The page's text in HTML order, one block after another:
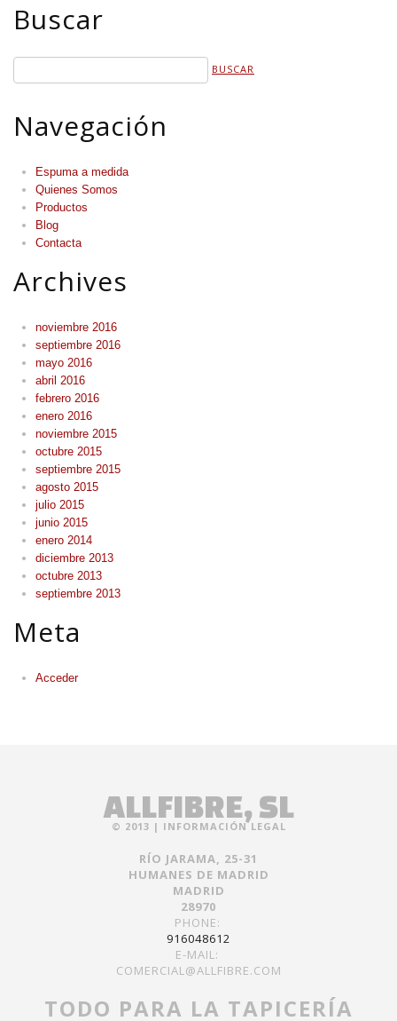
Buscar
Navegación
Espuma a medida
Quienes Somos
Productos
Blog
Contacta
Archives
noviembre 2016
septiembre 2016
mayo 2016
abril 2016
febrero 2016
enero 2016
noviembre 2015
octubre 2015
septiembre 2015
agosto 2015
julio 2015
junio 2015
enero 2014
diciembre 2013
octubre 2013
septiembre 2013
Meta
Acceder
ALLFIBRE, SL
© 2013 | INFORMACIÓN LEGAL
RÍO JARAMA, 25-31
HUMANES DE MADRID
MADRID
28970
PHONE:
916048612
E-MAIL:
COMERCIAL@ALLFIBRE.COM
TODO PARA LA TAPICERÍA